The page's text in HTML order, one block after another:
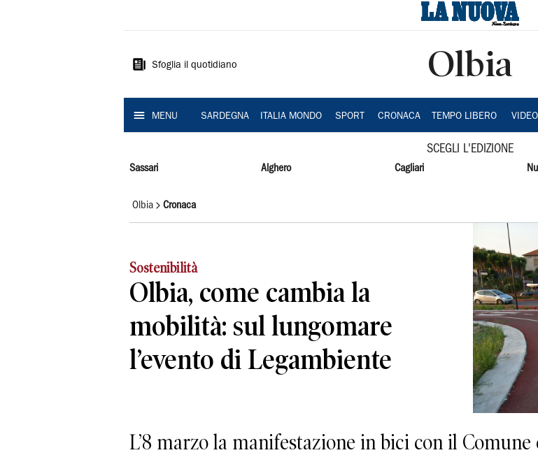
Sardegna
Sfoglia il quotidiano Olbia
MENU SARDEGNA ITALIA MONDO SPORT CRONACA TEMPO LIBERO VIDEO
SCEGLI L'EDIZIONE
Sassari Alghero Cagliari
Olbia Cronaca
Sostenibilità
Olbia, come cambia la
mobilità: sul lungomare
l’evento di Legambiente
L’8 marzo la manifestazione in bici con il Comune